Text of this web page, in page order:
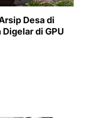
Desa di
di GPU